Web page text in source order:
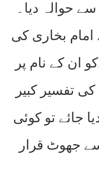
سے حوالہ دیا۔
بخاری کی
ان کے نام پر
تفسیر کبیر
جائے تو کوئی
جھوٹ قرار